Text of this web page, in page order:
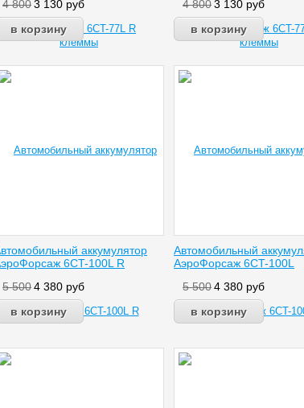
4 8003 130 руб
4 8003 130 руб
аккумулятор
6CT-100L R
5 5004 380 руб
Автомобильный
АэроФорсаж 6CT-100L
5 5004 380 руб